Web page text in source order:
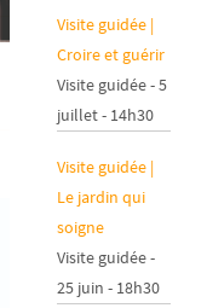
Visite guidée |
Croire et guérir
Visite guidée - 5
juillet - 14h30
Visite guidée |
Le jardin qui
soigne
Visite guidée -
25 juin - 18h30